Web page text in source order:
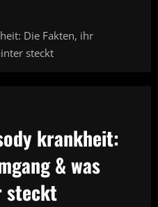
Die Fakten, ihr
steckt
krankheit:
& was
steckt